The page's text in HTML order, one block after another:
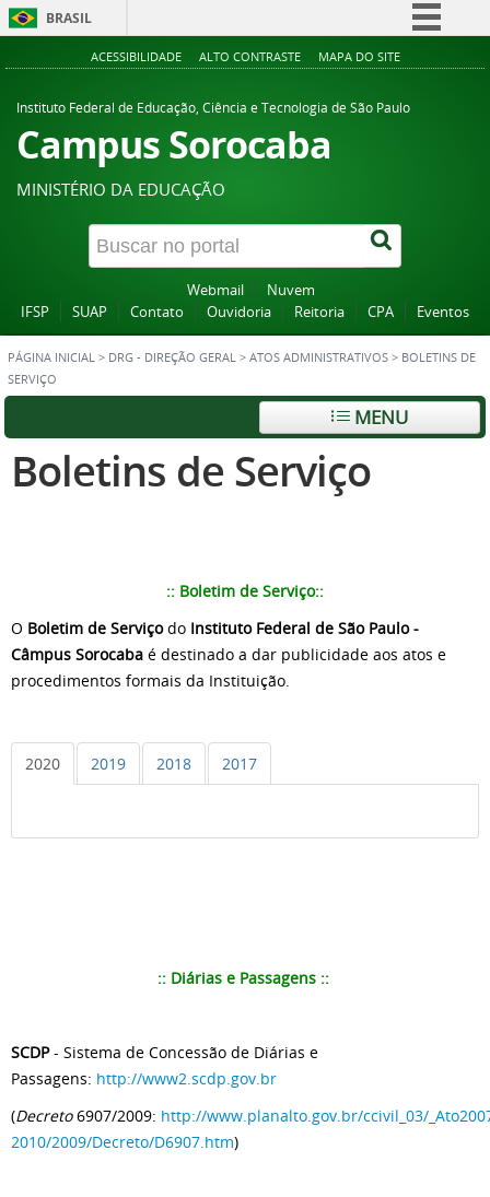
BRASIL
Simplifique!
Acesso à informação
Canais
ACESSIBILIDADE ALTO CONTRASTE MAPA DO SITE
Instituto Federal de Educação, Ciência e Tecnologia de São Paulo
Campus Sorocaba
MINISTÉRIO DA EDUCAÇÃO
Webmail
Nuvem
IFSP
SUAP Contato Ouvidoria Reitoria CPA Eventos
PÁGINA INICIAL > DRG - DIREÇÃO GERAL > ATOS ADMINISTRATIVOS > BOLETINS DE
SERVIÇO
MENU
Boletins de Serviço
:: Boletim de Serviço::
O Boletim de Serviçodo Instituto Federal de São Paulo -
Câmpus Sorocaba é destinado a dar publicidade aos atos e
procedimentos formais da Instituição.
2020 2019 2018 2017
:: Diárias e Passagens ::
SCDP- Sistema de Concessão de Diárias e
Passagens: http://www2.scdp.gov.br
(Decreto6907/2009: http://www.planalto.gov.br/ccivil_03/
2010/2009/Decreto/D6907.htm)